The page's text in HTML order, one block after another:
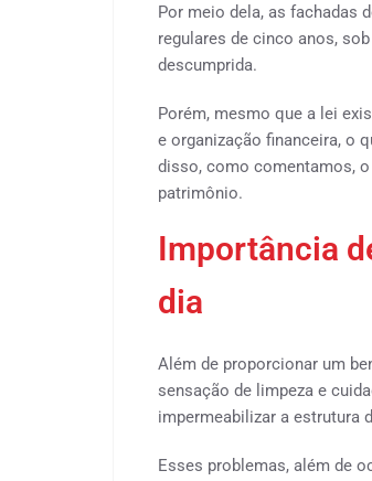
Por meio dela, as fachadas
regulares de cinco anos,
descumprida.
Porém, mesmo que a lei
e organização financeira, o
disso, como comentamos,
patrimônio.
Importância
dia
Além de proporcionar um
sensação de limpeza e
impermeabilizar a estrutura
Esses problemas, além de